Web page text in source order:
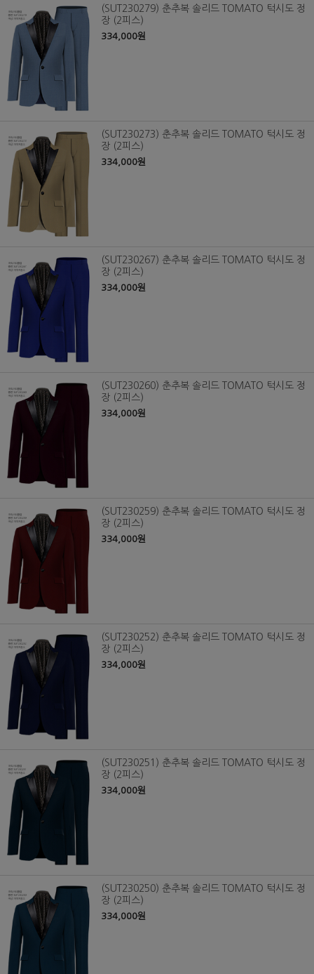
(SUT230279) 춘추복 솔리드 TOMATO 턱시도 정
장 (2피스)
334,000원
(SUT230273) 춘추복 솔리드 TOMATO 턱시도 정
장 (2피스)
334,000원
(SUT230267) 춘추복 솔리드 TOMATO 턱시도 정
장 (2피스)
334,000원
(SUT230260) 춘추복 솔리드 TOMATO 턱시도 정
장 (2피스)
334,000원
(SUT230259) 춘추복 솔리드 TOMATO 턱시도 정
장 (2피스)
334,000원
(SUT230252) 춘추복 솔리드 TOMATO 턱시도 정
장 (2피스)
334,000원
(SUT230251) 춘추복 솔리드 TOMATO 턱시도 정
장 (2피스)
334,000원
(SUT230250) 춘추복 솔리드 TOMATO 턱시도 정
장 (2피스)
334,000원